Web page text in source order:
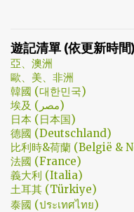
劇了；接著至安把都俊永代
的劇集，難倒是推理劇嗎?
是家庭劇嗎? 說到家庭劇，
是在大哥被罵，媽媽放下便
我知道，我放不下這部劇了
放手。結尾細節就不說了，
不禁讓我倍感期待，也開始
Break的梗，剛好我就是PB
麼腦海中覺得奶奶好像和ET
得大叔身體真是好，我應該
期了… 在花了幾個小時試了
遊記清單 (依更新時間)
亞、澳洲
歐、美、非洲
韓國 (대한민국)
埃及 (مصر)
日本 (日本国)
德國 (Deutschland)
比利時&荷蘭 (België &
法國 (France)
義大利 (Italia)
土耳其 (Türkiye)
泰國 (ประเทศไทย)